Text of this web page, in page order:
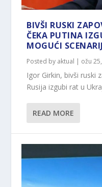
BIVŠI RUSKI
ČEKA PUTINA
MOGUĆI
Posted by aktual | ožu
Igor Girkin, bivši ruski
Rusija izgubi rat u
READ MORE